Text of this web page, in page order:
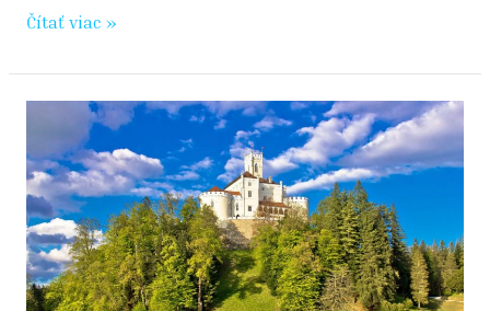
Čítať viac »
Víkendový
do
pohody:
chorvátsky
Trakoščan
čaká
na